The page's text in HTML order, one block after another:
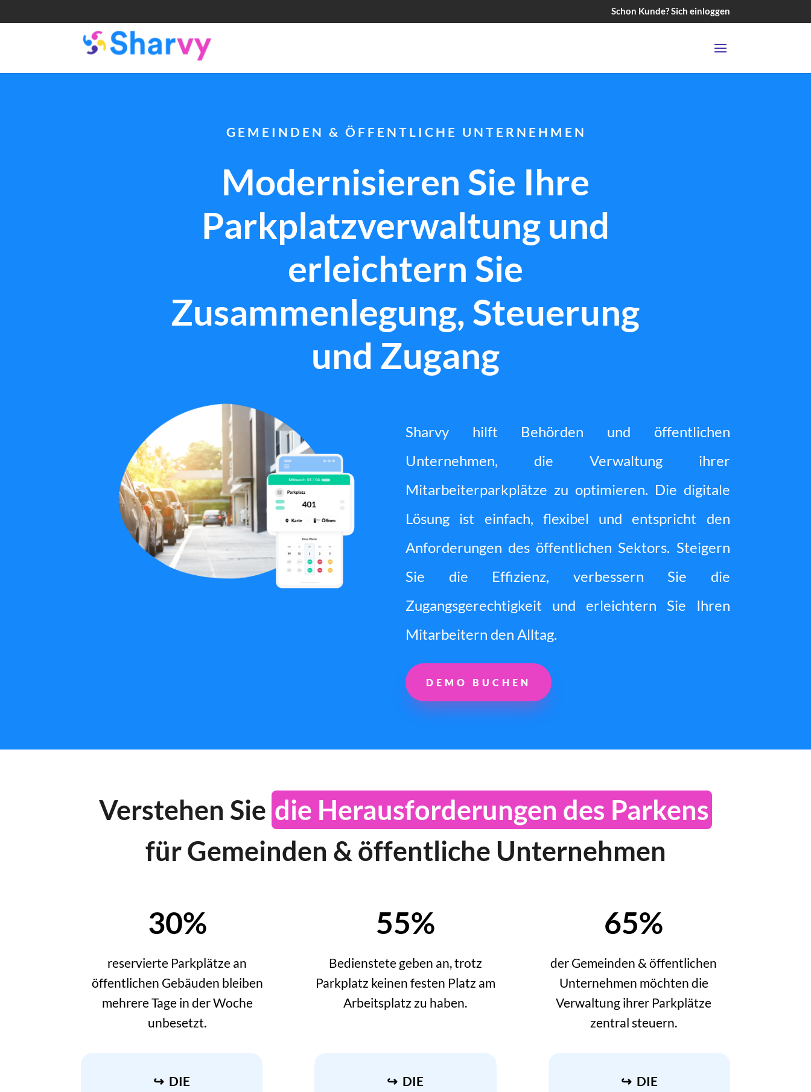
Schon Kunde? Sich einloggen
G E M E I N D E N & Ö F F E N T L I C H E U N T E R N E H M E N
Modernisieren Sie Ihre
Parkplatzverwaltung und
erleichtern Sie
Zusammenlegung, Steuerung
und Zugang
Sharvy hilft Behörden und öffentlichen
Unternehmen, die Verwaltung ihrer
Mitarbeiterparkplätze zu optimieren. Die digitale
Lösung ist einfach, flexibel und entspricht den
Anforderungen des öffentlichen Sektors. Steigern
Sie die Effizienz, verbessern Sie die
Zugangsgerechtigkeit und erleichtern Sie Ihren
Mitarbeitern den Alltag.
DEMO BUCHEN
Verstehen Sie die Herausforderungen des Parkens
für Gemeinden & öffentliche Unternehmen
30%
reservierte Parkplätze an
öffentlichen Gebäuden bleiben
mehrere Tage in der Woche
unbesetzt.
55%
Bedienstete geben an, trotz
Parkplatz keinen festen Platz am
Arbeitsplatz zu haben.
65%
der Gemeinden & öffentlichen
Unternehmen möchten die
Verwaltung ihrer Parkplätze
zentral steuern.
↪ DIE
↪ DIE
↪ DIE